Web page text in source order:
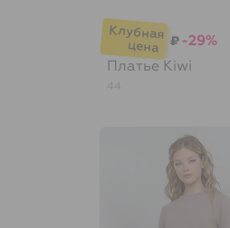
₽ -29%
ПлатьеKiwi